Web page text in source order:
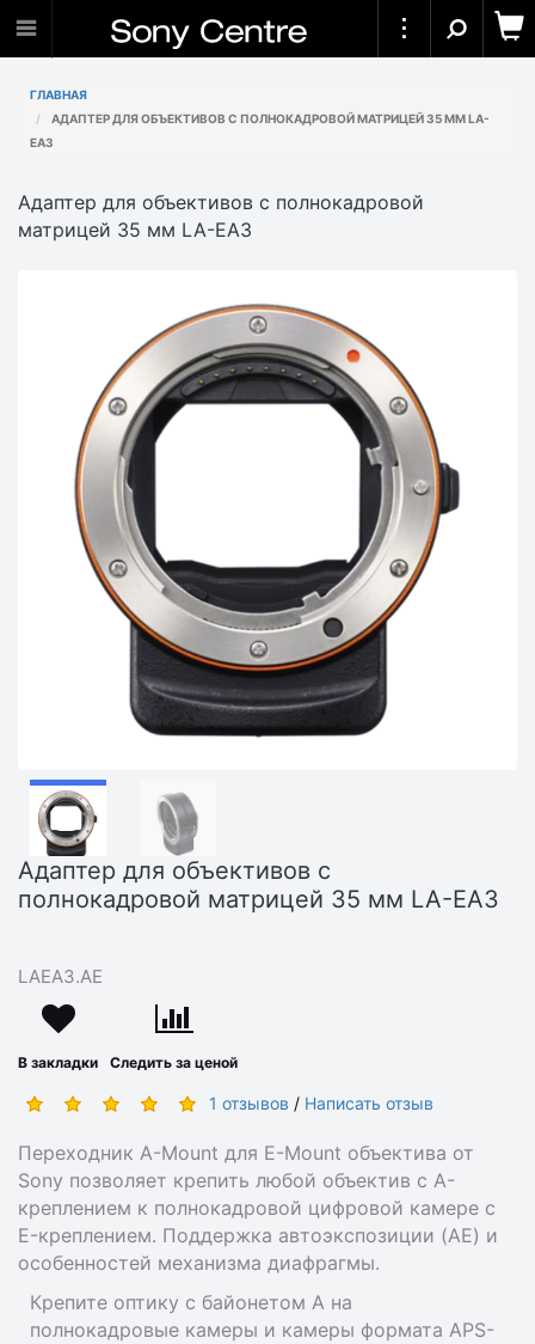
ГЛАВНАЯ
АДАПТЕР ДЛЯ ОБЪЕКТИВОВ С ПОЛНОКАДРОВОЙ МАТРИЦЕЙ 35 ММ LA-
EA3
Адаптер для объективов с полнокадровой
матрицей 35 мм LA-EA3
Адаптер для объективов с
полнокадровой матрицей 35 мм LA-EA3
LAEA3.AE
В закладки Следить за ценой
1 отзывов / Написать отзыв
Переходник A-Mount для E-Mount объектива от
Sony позволяет крепить любой объектив с A-
креплением к полнокадровой цифровой камере с
E-креплением. Поддержка автоэкспозиции (AE) и
особенностей механизма диафрагмы.
Крепите оптику с байонетом A на
полнокадровые камеры и камеры формата APS-